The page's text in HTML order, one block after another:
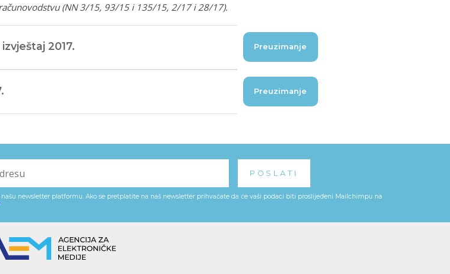
(NN 3/15, 93/15 i 135/15, 2/17 i 28/17).
2017. Preuzimanje
Preuzimanje
newsletter platformu. Ako se pretplatite na naš newsletter prihvaćate da će vaši podaci biti proslijeđeni Mailchimpu na
.